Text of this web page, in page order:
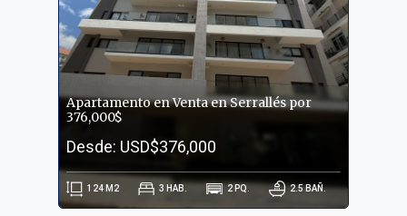
Apartamento en Venta en Serrallés por
376,000$
Desde: USD$376,000
124 M2 3 HAB. 2 PQ. 2.5BAÑ.